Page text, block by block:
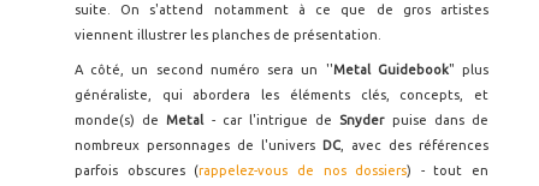
suite. On s'attend notamment à ce que de gros artistes
viennent illustrer les planches de présentation.
A côté, un second numéro sera un ''Metal Guidebook" plus
généraliste, qui abordera les éléments clés, concepts, et
monde(s) deMetal - car l'intrigue de Snyder puise dans de
nombreux personnages de l'univers DC , avec des références
parfois obscures (rappelez-vous de nos dossiers) - tout en